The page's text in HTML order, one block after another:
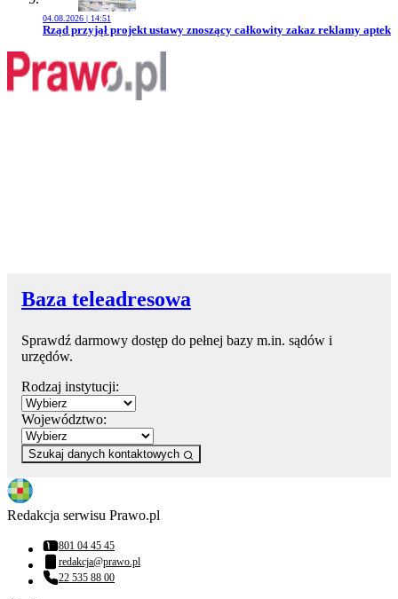
04.08.2026 | 14:51
Przejdź do artykułu:
Rząd przyjął projekt ustawy znoszący całkowity zakaz reklamy aptek
Baza teleadresowa
Sprawdź darmowy dostęp do pełnej bazy m.in. sądów i
urzędów.
Rodzaj instytucji:
Województwo:
Szukaj danych kontaktowych
Redakcja serwisu Prawo.pl
Numer telefonu:
801 04 45 45
Adres email:
redakcja@prawo.pl
Numer telefonu:
22 535 88 00